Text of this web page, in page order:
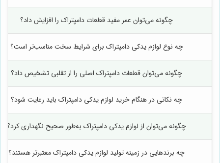
چگونه می‌توان عمر مفید قطعات دامپتراک را افزایش داد؟
چه نوع لوازم یدکی دامپتراک برای شرایط سخت مناسب‌تر است؟
چگونه می‌توان قطعات دامپتراک اصلی را از تقلبی تشخیص داد؟
چه نکاتی در هنگام خرید لوازم یدکی دامپتراک باید رعایت شود؟
چگونه می‌توان از لوازم یدکی دامپتراک به‌طور صحیح نگهداری کرد؟
چه برندهایی در زمینه تولید لوازم یدکی دامپتراک معتبرتر هستند؟